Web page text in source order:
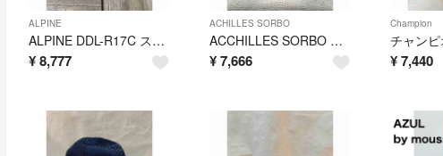
ALPINE
ALPINE DDL-R17C スピーカー クロスオーバーネットワーク ジャンク
¥8,777
ACHILLES SORBO
ACCHILLES SORBO アキレスソルボ スニーカー 24.5 黒
¥7,666
Champion
¥ 7,440